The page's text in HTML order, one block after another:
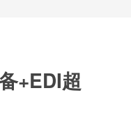
+EDI超